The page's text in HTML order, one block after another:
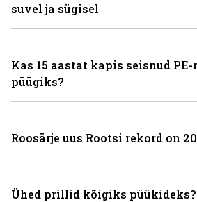
suvel ja sügisel
Kas 15 aastat kapis seisnud
püügiks?
Roosärje uus Rootsi rekord on
Ühed prillid kõigiks